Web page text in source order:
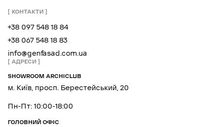
КОНТАКТИ
+38 097 548 18 84
+38 067 548 18 83
info@genfasad.com.ua
АДРЕСИ
SHOWROOM ARCHICLUB
м. Київ, просп. Берестейський, 20
Пн-Пт: 10:00-18:00
ГОЛОВНИЙ ОФІС